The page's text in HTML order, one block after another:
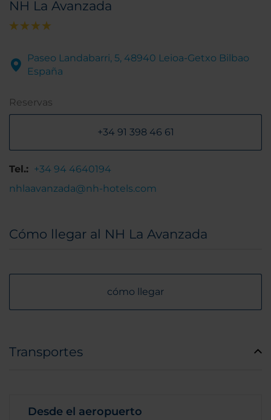
NH La Avanzada
Paseo Landabarri, 5, 48940 Leioa-Getxo Bilbao
España
Reservas
+34 91 398 46 61
Tel.: +34 94 4640194
nhlaavanzada@nh-hotels.com
Cómo llegar al NH La Avanzada
cómo llegar
Transportes
Desde el aeropuerto